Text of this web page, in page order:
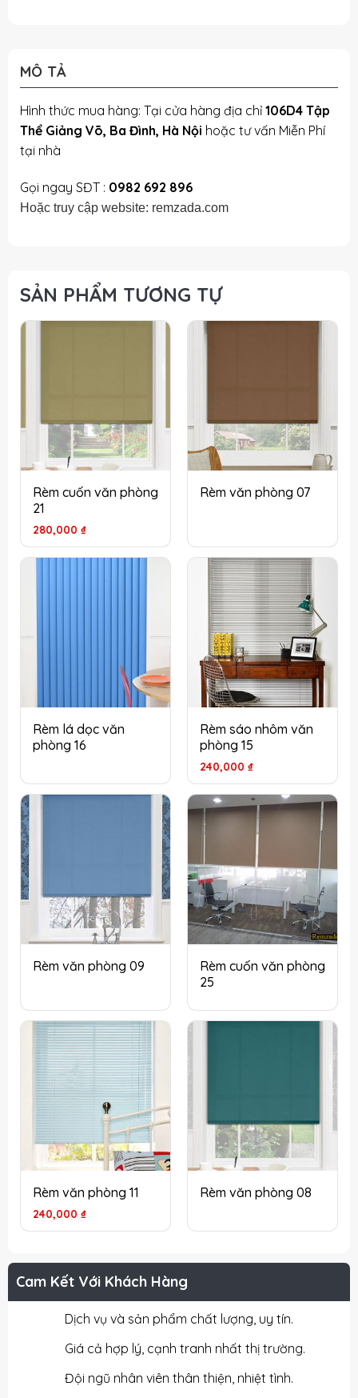
Cam Kết Với Khách Hàng
Dịch vụ và sản phẩm chất lượng, uy tín.
Giá cả hợp lý, cạnh tranh nhất thị trường.
Đội ngũ nhân viên thân thiện, nhiệt tình.
MÔ TẢ
Hình thức mua hàng: Tại cửa hàng địa chỉ 106D4 Tập
Thể Giảng Võ, Ba Đình, Hà Nội hoặc tư vấn Miễn Phí
tại nhà
Gọi ngay SĐT : 0982 692 896
Hoặc truy cập website: remzada.com
SẢN PHẨM TƯƠNG TỰ
Rèm cuốn văn phòng
21
280,000 ₫
Rèm văn phòng 07
Rèm lá dọc văn
phòng 16
Rèm sáo nhôm văn
phòng 15
240,000 ₫
Rèm văn phòng 09
Rèm cuốn văn phòng
25
Rèm văn phòng 11
240,000 ₫
Rèm văn phòng 08